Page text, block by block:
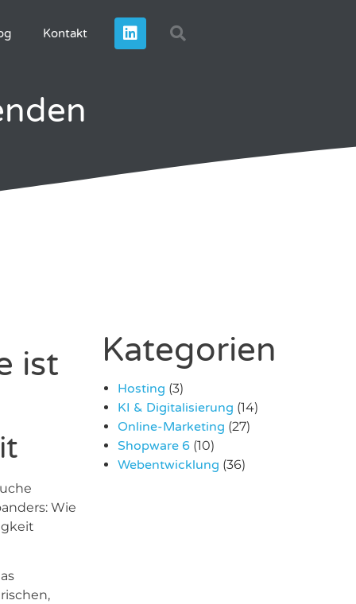
Kontakt
ist
Wie
Kategorien
Hosting (3)
KI & Digitalisierung (14)
Online-Marketing (27)
Shopware 6 (10)
Webentwicklung (36)